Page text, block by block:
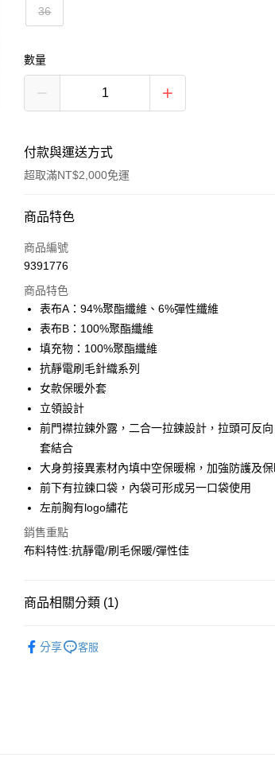
36
數量
付款與運送方式
超取滿NT$2,000免運
付款方式
信用卡一次付款
3 期 0 利率 每期NT$713
合作金庫商業銀行
華南商業銀行
國泰世華商業銀行
臺灣中小企業銀行
匯豐（台灣）商業銀行
聯邦商業銀行
遠東國際商業銀
元大商業銀行
台新國際商業銀行
中國信託商業銀
台灣樂天信用卡公司
超商取貨付款
Apple Pay
悠遊付
AFTEE先享後付
相關說明
【關於「AFTEE先享後付」】
AFTEE先享後付是「在收到商品之後才付款」的支付方式
便利好安心！
１．簡單：不需註冊會員、不需綁卡、不需儲值。
【「AFTEE先享後付」結帳流程】
付」結帳頁面，進行簡訊認證並確認金額後，即可完成結帳
２．訂單成立數日內，您將收到繳費通知簡訊。
運送方式
每筆NT$60，滿NT$2,000(含以上)免運費
每筆NT$60，滿NT$2,000(含以上)免運費
商品特色
商品編號
9391776
商品特色
表布A：94%聚酯纖維、6%彈性纖維
表布B：100%聚酯纖維
填充物：100%聚酯纖維
抗靜電刷毛針織系列
女款保暖外套
立領設計
前門襟拉鍊外露，二合一拉鍊設計，拉頭可反
套結合
大身剪接異素材內填中空保暖棉，加強防護及
前下有拉鍊口袋，內袋可形成另一口袋使用
左前胸有logo繡花
銷售重點
布料特性:抗靜電/刷毛保暖/彈性佳
商品相關分類 (1)
分享
客服